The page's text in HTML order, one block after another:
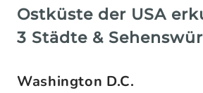
Ostküste der USA
3 Städte &
Washington D.C.